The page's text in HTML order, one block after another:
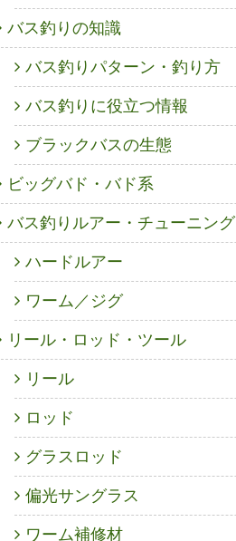
バス釣りの知識
バス釣りパターン・釣り方
バス釣りに役立つ情報
ブラックバスの生態
ビッグバド・バド系
バス釣りルアー・チューニング
ハードルアー
ワーム／ジグ
リール・ロッド・ツール
リール
ロッド
グラスロッド
偏光サングラス
ワーム補修材